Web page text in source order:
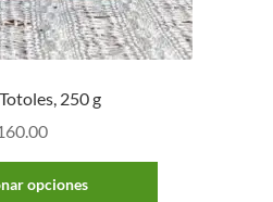
250 g
opciones